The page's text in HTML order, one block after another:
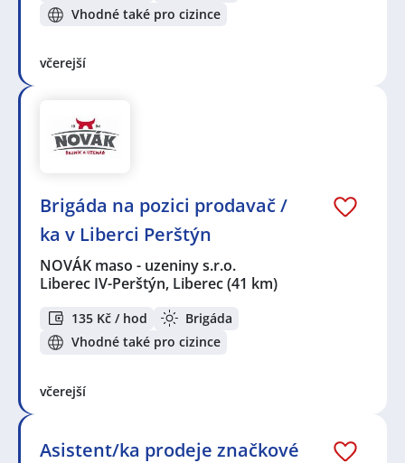
Vhodné také pro cizince
včerejší
Brigáda na pozici prodavač /
ka v Liberci Perštýn
NOVÁK maso - uzeniny s.r.o.
Liberec IV-Perštýn, Liberec(41 km)
135 Kč / hod
Brigáda
Vhodné také pro cizince
včerejší
Asistent/ka prodeje značkové